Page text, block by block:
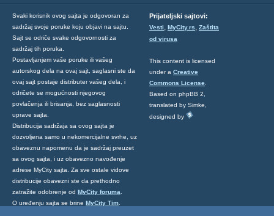
Svaki korisnik ovog sajta je odgovoran za
sadržaj svoje poruke koju objavi na sajtu.
Sajt se odriče svake odgovornosti za
sadržaj tih poruka.
Postavljanjem vaše poruke ili vašeg
autorskog dela na ovaj sajt, saglasni ste da
ovaj sajt postaje distributer vašeg dela, i
odričete se mogućnosti njegovog
povlačenja ili brisanja, bez saglasnosti
uprave sajta.
Distribucija sadržaja sa ovog sajta je
dozvoljena samo u nekomercijalne svrhe, uz
obaveznu napomenu da je sadržaj preuzet
sa ovog sajta, i uz obavezno navođenje
adrese MyCity sajta. Za sve ostale vidove
distribucije obavezni ste da prethodno
zatražite odobrenje od MyCity foruma
O uređenju sajta se brine MyCity Tim
Prijateljski sajtovi:
Vesti, MyCity.rs, Zaštita
od virusa
This content is licensed
under a Creative
Commons License
Based on phpBB 2,
translated by Simke,
designed by